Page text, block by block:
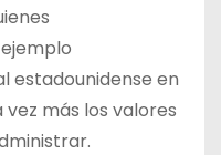
estadounidense en
más los valores